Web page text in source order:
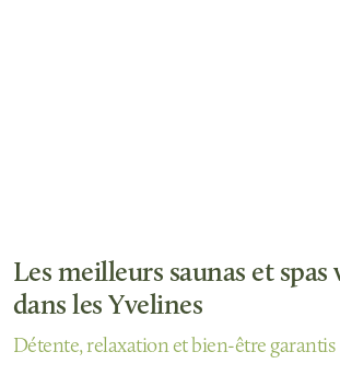
Les meilleurs saunas et spas
dans les Yvelines
Détente, relaxation et bien-être garantis